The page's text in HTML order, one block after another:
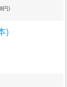
円)
)